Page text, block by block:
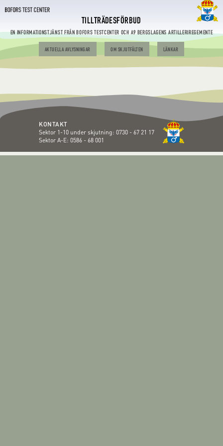
TILLTRÄDESFÖRBUD
EN INFORMATIONSTJÄNST FRÅN BOFORS TESTCENTER OCH A9 BERGSLAGENS ARTILLERIREGEMENTE
AKTUELLA AVLYSNINGAR OM SKJUTFÄLTEN LÄNKAR
KONTAKT
Sektor 1-10 under skjutning: 0730 - 67 21 17
Sektor A-E: 0586 - 68 001